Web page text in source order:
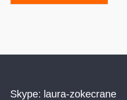
Skype: laura-zokecrane